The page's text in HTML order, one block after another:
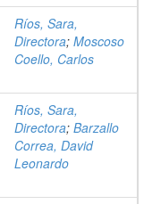
Ríos, Sara,
Directora; Moscoso
Coello, Carlos
Ríos, Sara,
Directora; Barzallo
Correa, David
Leonardo